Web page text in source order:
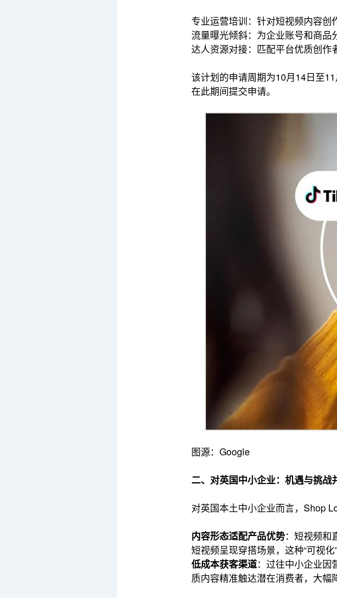
专业运营培训：针对短视频内容创
流量曝光倾斜：为企业账号和商品
达人资源对接：匹配平台优质创作
该计划的申请周期为10月14日至
在此期间提交申请。
图源：Google
二、对英国中小企业：机遇与挑战
对英国本土中小企业而言，Shop
内容形态适配产品优势：短视频
短视频呈现穿搭场景，这种“可视
低成本获客渠道：过往中小企业
质内容精准触达潜在消费者，大幅